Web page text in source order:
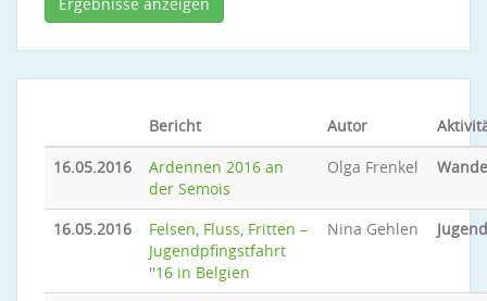
Bericht Autor
16.05.2016
Ardennen 2016 an
der Semois
Olga Frenkel
16.05.2016
Felsen, Fluss, Fritten –
Jugendpfingstfahrt
''16 in Belgien
Nina Gehlen